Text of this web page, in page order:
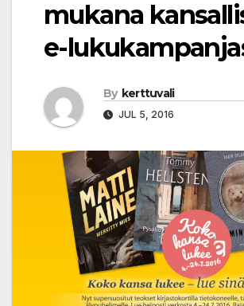
mukana
e-
By kerttuvali
JUL 5, 2016